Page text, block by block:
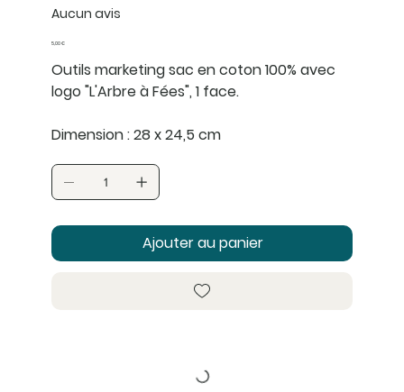
Aucun avis
Prix
5,00 €
Outils marketing sac en coton 100% avec
logo "L'Arbre à Fées", 1 face.
Dimension : 28 x 24,5 cm
Ajouter au panier